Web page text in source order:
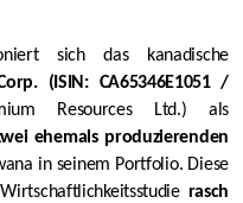
sich das kanadische
(ISIN: CA65346E1051/
Resources Ltd.) als
ehemals produzierenden
in seinem Portfolio. Diese
rasch